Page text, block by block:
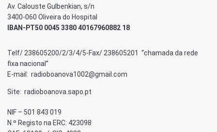
Av. Calouste Gulbenkian, s/n
3400-060 Oliveira do Hospital
IBAN-PT50 0045 3380 40167960882 18
Telf/ 238605200/2/3/4/5-Fax/ 238605201 “chamada da rede
fixa nacional”
E-mail: radioboanova1002@gmail.com
Site: radioboanova.sapo.pt
NIF – 501 843 019
N.º Registo na ERC: 423098